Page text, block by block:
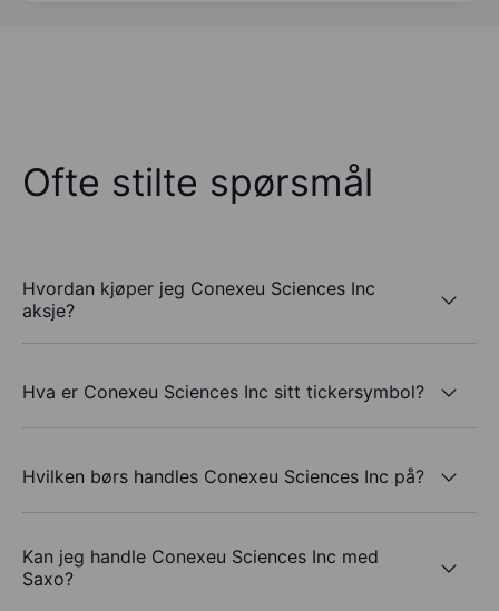
Ofte stilte spørsmål
Hvordan kjøper jeg Conexeu Sciences Inc
aksje?
Hva er Conexeu Sciences Inc sitt tickersymbol?
Hvilken børs handles Conexeu Sciences Inc på?
Kan jeg handle Conexeu Sciences Inc med
Saxo?